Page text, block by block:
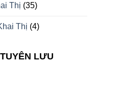
Thị (35)
Thị (4)
LƯU